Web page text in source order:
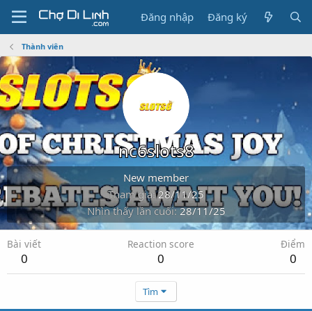
Đăng nhập Đăng ký
Thành viên
nc6slots8
New member
Tham gia 28/11/25
Nhìn thấy lần cuối 28/11/25
Bài viết
0
Reaction score
0
Điểm
0
Tìm